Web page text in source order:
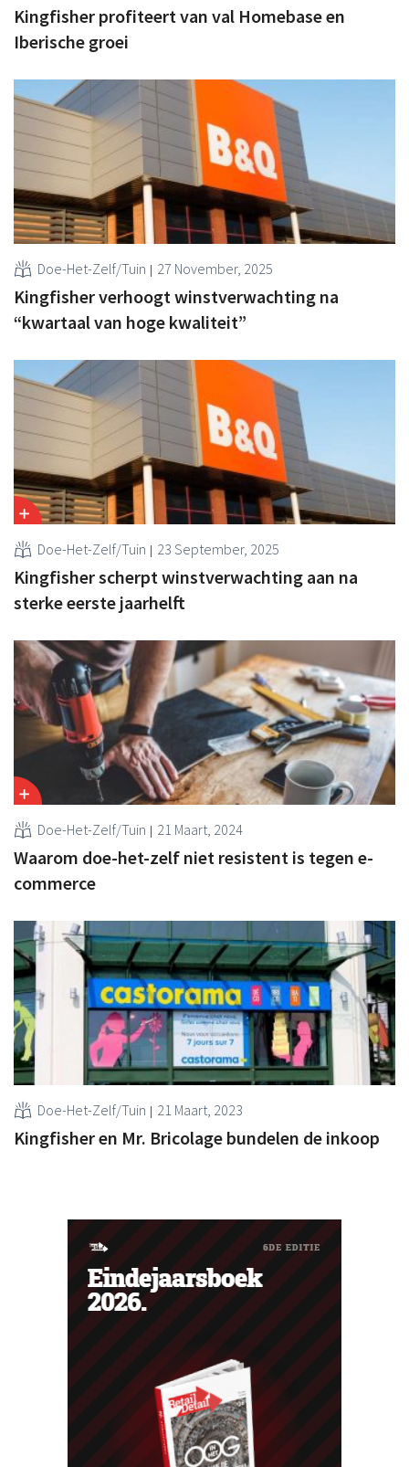
Kingfisher profiteert van val Homebase en
Iberische groei
Doe-Het-Zelf/Tuin 27 November, 2025
Kingfisher verhoogt winstverwachting na
“kwartaal van hoge kwaliteit”
Doe-Het-Zelf/Tuin 23 September, 2025
Kingfisher scherpt winstverwachting aan na
sterke eerste jaarhelft
Doe-Het-Zelf/Tuin 21 Maart, 2024
Waarom doe-het-zelf niet resistent is tegen e-
commerce
Doe-Het-Zelf/Tuin 21 Maart, 2023
Kingfisher en Mr. Bricolage bundelen de inkoop